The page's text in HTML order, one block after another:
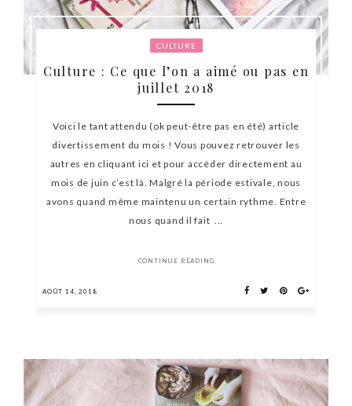
CULTURE
Culture : Ce que l’on a aimé ou pas en
juillet 2018
Voici le tant attendu (ok peut-être pas en été) article
divertissement du mois ! Vous pouvez retrouver les
autres en cliquant ici et pour accéder directement au
mois de juin c’est là. Malgré la période estivale, nous
avons quand même maintenu un certain rythme. Entre
nous quand il fait ...
CONTINUE READING
AOÛT 14, 2018